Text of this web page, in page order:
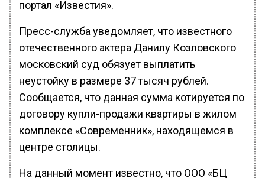
портал «Известия».
Пресс-служба уведомляет, что известного
отечественного актера Данилу Козловского
московский суд обязует выплатить
неустойку в размере 37 тысяч рублей.
Сообщается, что данная сумма котируется по
договору купли-продажи квартиры в жилом
комплексе «Современник», находящемся в
центре столицы.
На данный момент известно, что ООО «БЦ